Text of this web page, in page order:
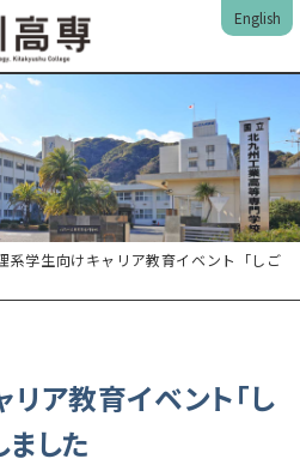
English
系学生向けキャリア教育イベント「しご
ア教育イベント「し
ました